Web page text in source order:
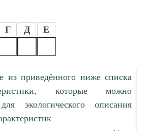
Г Д Е
из приведённого ниже списка
которые можно
экологического описания